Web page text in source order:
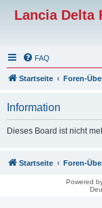
Lancia Delta
FAQ
Startseite Foren-
Information
Dieses Board ist nicht
Startseite Foren-
Powered